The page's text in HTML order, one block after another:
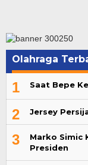
Olahraga
1 Saat Bepe
2 Jersey
3
Marko Simic
Presiden